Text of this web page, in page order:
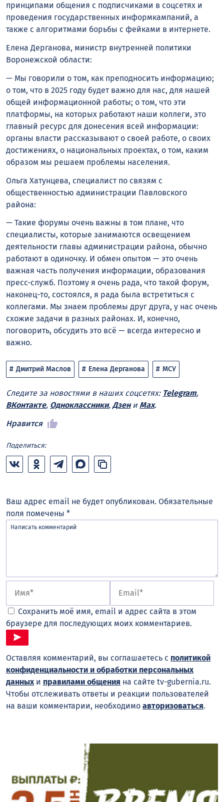
принципами общения с подписчиками в соцсетях и
проведения государственных информкампаний, а
также с алгоритмами борьбы с фейками в интернете.
Елена Дерганова, министр внутренней политики
Воронежской области:
— Мы говорили о том, как преподносить информацию;
о том, что в 2025 году будет важно для нас, для нашей
общей информационной работы; о том, что эти
платформы, на которых работают наши коллеги, это
главный ресурс для донесения всей информации:
органы власти рассказывают о своей работе, о своих
достижениях, о национальных проектах, о том, каким
образом мы решаем проблемы населения.
Ольга Хатунцева, специалист по связям с
общественностью администрации Павловского
района:
— Такие форумы очень важны в том плане, что
специалисты, которые занимаются освещением
деятельности главы администрации района, обычно
работают в одиночку. И обмен опытом — это очень
важная часть получения информации, образования
пресс-служб. Поэтому я очень рада, что такой форум,
наконец-то, состоялся, я рада была встретиться с
коллегами. Мы знаем проблемы друг друга, у нас очень
схожие задачи в разных районах. И, конечно,
поговорить, обсудить это всё — всегда интересно и
важно.
Дмитрий Маслов Елена Дерганова МСУ
Следите за новостями в наших соцсетях: Telegram,
ВКонтакте, Одноклассники, Дзени Max.
Нравится
Поделиться:
Ваш адрес email не будет опубликован. Обязательные
поля помечены *
Сохранить моё имя, email и адрес сайта в этом
браузере для последующих моих комментариев.
Оставляя комментарий, вы соглашаетесь с политикой
конфиденциальности и обработки персональных
данных и правилами общения на сайте tv-gubernia.ru.
Чтобы отслеживать ответы и реакции пользователей
на ваши комментарии, необходимо авторизоваться.